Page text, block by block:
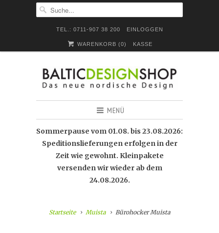
TEL.: 0711-907 38 200 EINLOGGEN
WARENKORB (0) KASSE
MENÜ
Sommerpause vom 01.08. bis 23.08.2026:
Speditionslieferungen erfolgen in der
Zeit wie gewohnt. Kleinpakete
versenden wir wieder ab dem
24.08.2026.
Startseite Muista Bürohocker Muista